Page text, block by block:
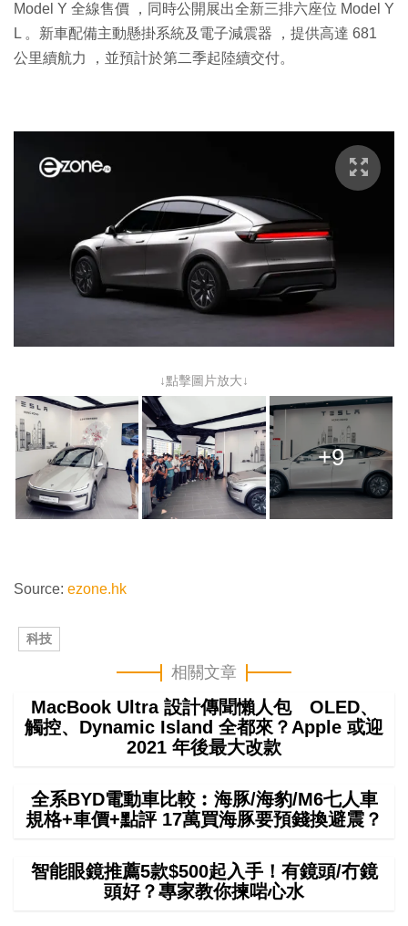
Model Y 全線售價 ，同時公開展出全新三排六座位 Model Y
L 。新車配備主動懸掛系統及電子減震器 ，提供高達 681
公里續航力 ，並預計於第二季起陸續交付。
↓點擊圖片放大↓
+9
Source: ezone.hk
科技
相關文章
MacBook Ultra 設計傳聞懶人包 OLED、
觸控、Dynamic Island 全都來？Apple 或迎
2021 年後最大改款
全系BYD電動車比較︰海豚/海豹/M6七人車
規格+車價+點評 17萬買海豚要預錢換避震？
智能眼鏡推薦5款$500起入手！有鏡頭/冇鏡
頭好？專家教你揀啱心水